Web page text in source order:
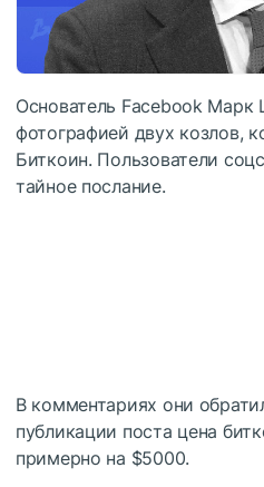
Основатель Facebook Марк
фотографией двух козлов,
Биткоин. Пользователи
тайное послание.
В комментариях они
публикации поста цена
примерно на $5000.